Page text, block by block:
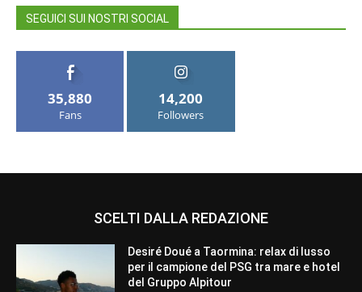
SEGUICI SUI NOSTRI SOCIAL
35,880
Fans
14,200
Followers
SCELTI DALLA REDAZIONE
Desiré Doué a Taormina: relax di lusso
per il campione del PSG tra mare e hotel
del Gruppo Alpitour